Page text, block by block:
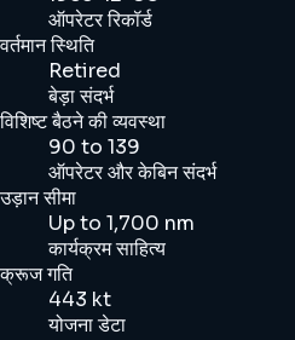
ऑपरेटर रिकॉर्ड
वर्तमान स्थिति
Retired
बेड़ा संदर्भ
विशिष्ट बैठने की व्यवस्था
90 to 139
ऑपरेटर और केबिन संदर्भ
उड़ान सीमा
Up to 1,700 nm
कार्यक्रम साहित्य
क्रूज गति
443 kt
योजना डेटा